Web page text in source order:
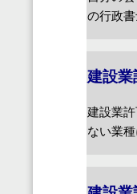
の行政
建設業
建設業
ない業